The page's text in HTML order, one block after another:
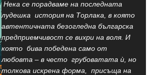
Нека се порадваме на последната
лудешка история на Торлака, в която
автентичната безогледна българска
предприемчивост се вихри на воля. И
която бива победена само от
любовта – в често грубоватата ѝ, но
толкова искрена форма, присъща на